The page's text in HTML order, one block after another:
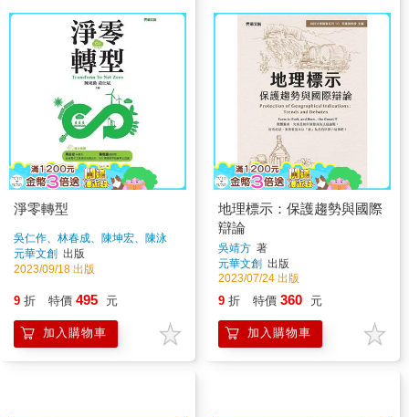
淨零轉型
吳仁作、林春成、陳坤宏、陳泳
睿、郭國泰、張家齊
元華文創 出版
2023/09/18 出版
9 折 特價 495 元
加入購物車
地理標示：保護趨勢與國際
辯論
吳靖方 著
元華文創 出版
2023/07/24 出版
9 折 特價 360 元
加入購物車